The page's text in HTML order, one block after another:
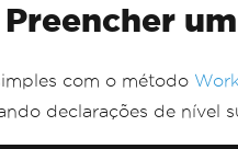
com o método
declarações de nível